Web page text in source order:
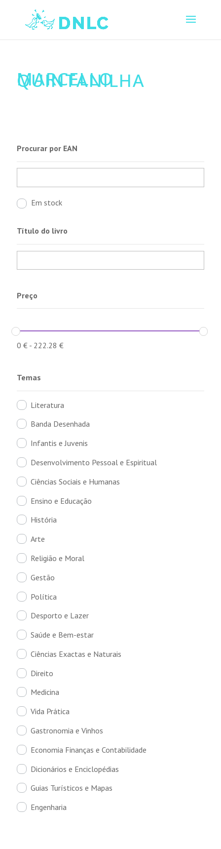
MARCELLO
QUINTANILHA
Procurar por EAN
Em stock
Título do livro
Preço
0 €- 222.28 €
Temas
Literatura
Banda Desenhada
Infantis e Juvenis
Desenvolvimento Pessoal e Espiritual
Ciências Sociais e Humanas
Ensino e Educação
História
Arte
Religião e Moral
Gestão
Política
Desporto e Lazer
Saúde e Bem-estar
Ciências Exactas e Naturais
Direito
Medicina
Vida Prática
Gastronomia e Vinhos
Economia Finanças e Contabilidade
Dicionários e Enciclopédias
Guias Turísticos e Mapas
Engenharia